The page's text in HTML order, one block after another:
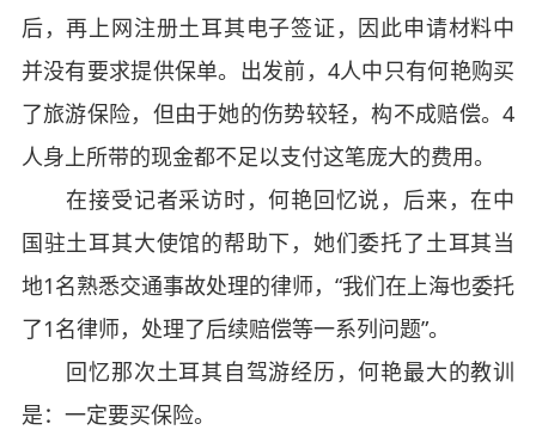
后，再上网注册土耳其电子签证，因此申请材料中
并没有要求提供保单。出发前，4人中只有何艳购买
了旅游保险，但由于她的伤势较轻，构不成赔偿。4
人身上所带的现金都不足以支付这笔庞大的费用。
在接受记者采访时，何艳回忆说，后来，在中
国驻土耳其大使馆的帮助下，她们委托了土耳其当
地1名熟悉交通事故处理的律师，“我们在上海也委托
了1名律师，处理了后续赔偿等一系列问题”。
回忆那次土耳其自驾游经历，何艳最大的教训
是：一定要买保险。